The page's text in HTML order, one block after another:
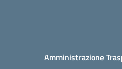
Amministrazione